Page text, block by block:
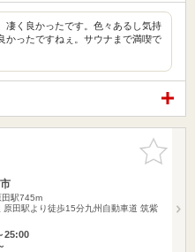
凄く良かったです。色々あるし気持
かったですねぇ。サウナまで満喫で
お気に入
りに追加
田駅745m
原田駅より徒歩15分九州自動車道 筑紫
25:00